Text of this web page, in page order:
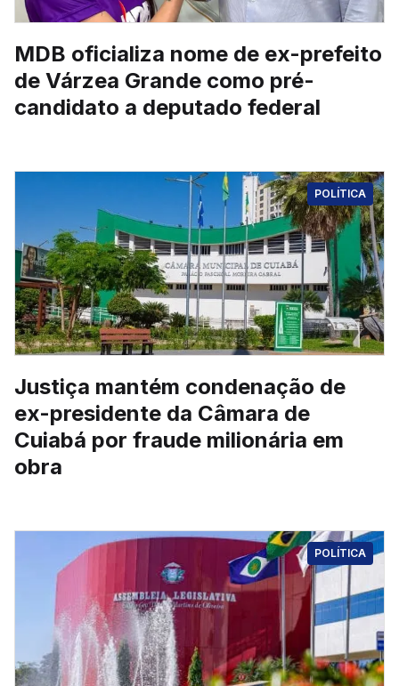
MDB oficializa nome de ex-prefeito
de Várzea Grande como pré-
candidato a deputado federal
POLÍTICA
Justiça mantém condenação de
ex-presidente da Câmara de
Cuiabá por fraude milionária em
obra
POLÍTICA